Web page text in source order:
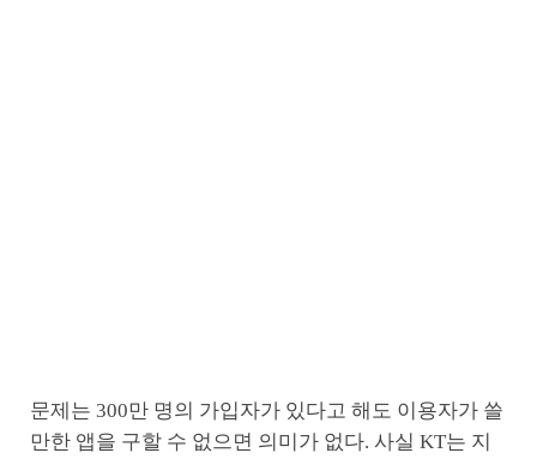
문제는 300만 명의 가입자가 있다고 해도 이용자가 쓸
만한 앱을 구할 수 없으면 의미가 없다. 사실 KT는 지